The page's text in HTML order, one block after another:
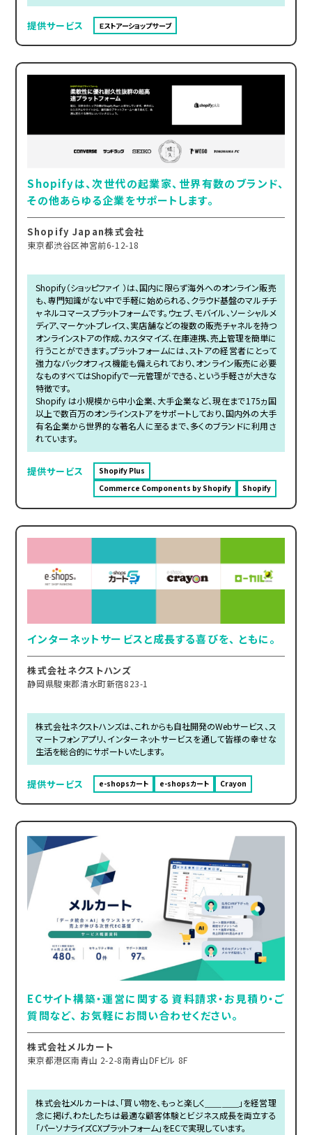
提供サービス Ｅストアーショップサーブ
Shopifyは、次世代の起業家、世界有数のブランド、
その他あらゆる企業をサポートします。
Shopify Japan株式会社
東京都渋谷区神宮前6-12-18
Shopify（ショッピファイ ）は、国内に限らず海外へのオンライン販売
も、専門知識がない中で手軽に始められる、クラウド基盤のマルチチ
ャネルコマースプラットフォームです。ウェブ、モバイル、ソーシャルメ
ディア、マーケットプレイス、実店舗などの複数の販売チャネルを持つ
オンラインストアの作成、カスタマイズ、在庫連携、売上管理を簡単に
行うことができます。プラットフォームには、ストアの経営者にとって
強力なバックオフィス機能も備えられており、オンライン販売に必要
なものすべてはShopifyで一元管理ができる、という手軽さが大きな
特徴です。
Shopify は小規模から中小企業、大手企業など、現在まで175ヵ国
以上で数百万のオンラインストアをサポートしており、国内外の大手
有名企業から世界的な著名人に至るまで、多くのブランドに利用さ
れています。
提供サービス
Shopify Plus
Commerce Components by Shopify
Shopify
インターネットサービスと成長する喜びを、 ともに。
株式会社ネクストハンズ
静岡県駿東郡清水町新宿823-1
株式会社ネクストハンズは、これからも自社開発のWebサービス、ス
マートフォンアプリ、インターネットサービスを通して皆様の幸せな
生活を総合的にサポートいたします。
提供サービス e-shopsカート e-shopsカート Crayon
ECサイト構築・運営に関する 資料請求・お見積り・ご
質問など、 お気軽にお問い合わせください。
株式会社メルカート
東京都港区南青山 2-2-8南青山DFビル 8F
株式会社メルカートは、「買い物を、もっと楽しく＿＿＿＿」を経営理
念に掲げ、わたしたちは最適な顧客体験とビジネス成長を両立する
「パーソナライズCXプラットフォーム」をECで実現しています。